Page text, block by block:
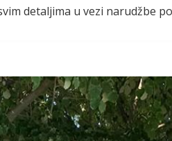
detaljima u vezi narudžbe